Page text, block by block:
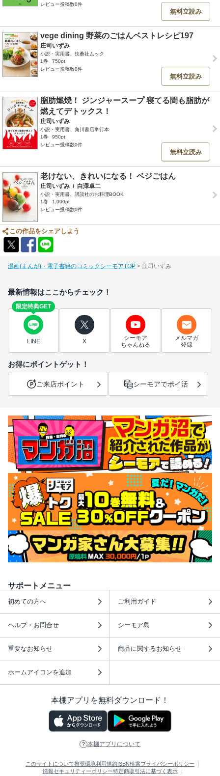
レビュー投稿数0件
無料立読み
vege dining 野菜のごはんベストレシピ197
庄司いずみ
小説・実用書、扶桑社ムック
1巻
750pt
レビュー投稿数0件
無料立読み
脂肪燃焼！ ジンジャースープ 寝てる間も脂肪が
燃えてデトックス！
庄司いずみ
小説・実用書、角川書店単行本
1巻
950pt
レビュー投稿数0件
無料立読み
老けない、きれいになる！ ベジごはん
庄司いずみ / 白澤卓二
小説・実用書、講談社のお料理BOOK
1巻
1,000pt
レビュー投稿数0件
この作品をシェアしよう
漫画(まんが)・電子書籍のコミックシーモアTOP 庄司いずみ
最新情報はここからチェック！
限定特典GET
LINE X
シーモア
ちゃんねる
メルマガ
登録
お得にポイントゲット！
ご来店ポイント シーモアでポイ活
サポートメニュー
初めての方へ ご利用ガイド
ヘルプ・お問合せ シーモア島
重要なお知らせ 商品に関するお知らせ
ホームアイコンを追加
本棚アプリを無料ダウンロード！
本棚アプリについて
このサイトについて推奨環境利用規約 ISBN検索プライバシーポリシー
情報セキュリティーポリシー特定商取引法に基づく表示